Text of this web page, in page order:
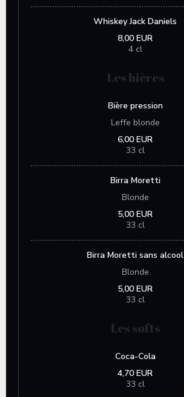
Whiskey Jack Daniels
8,00 EUR
4 cl
Les bières
Bière pression
Leffe blonde
6,00 EUR
33 cl
Birra Moretti
Blonde
5,00 EUR
33 cl
Birra Moretti sans alcool
Blonde
5,00 EUR
33 cl
Les softs
Coca-Cola
4,70 EUR
33 cl